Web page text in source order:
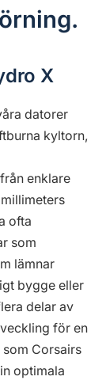
X
datorer
kyltorn,
enklare
ofta
som
lämnar
bygge eller
delar av
för en
Corsairs
optimala